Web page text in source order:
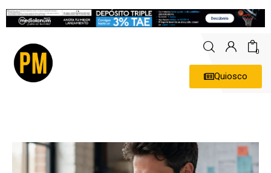
0
Quiosco
Economía